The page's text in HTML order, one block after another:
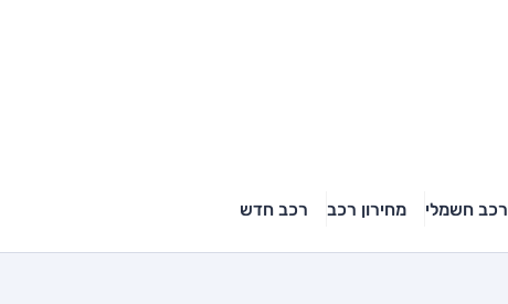
רכב חשמלי מחירון רכב רכב חדש